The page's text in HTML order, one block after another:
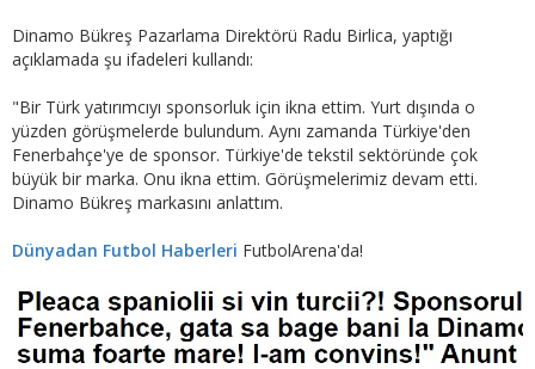
Dinamo Bükreş Pazarlama Direktörü Radu Birlica, yaptığı
açıklamada şu ifadeleri kullandı:
"Bir Türk yatırımcıyı sponsorluk için ikna ettim. Yurt dışında o
yüzden görüşmelerde bulundum. Aynı zamanda Türkiye'den
Fenerbahçe'ye de sponsor. Türkiye'de tekstil sektöründe çok
büyük bir marka. Onu ikna ettim. Görüşmelerimiz devam etti.
Dinamo Bükreş markasını anlattım.
Dünyadan Futbol Haberleri FutbolArena'da!